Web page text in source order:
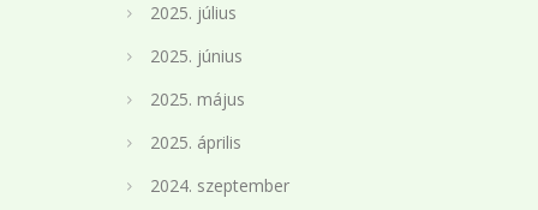
2025. július
2025. június
2025. május
2025. április
2024. szeptember